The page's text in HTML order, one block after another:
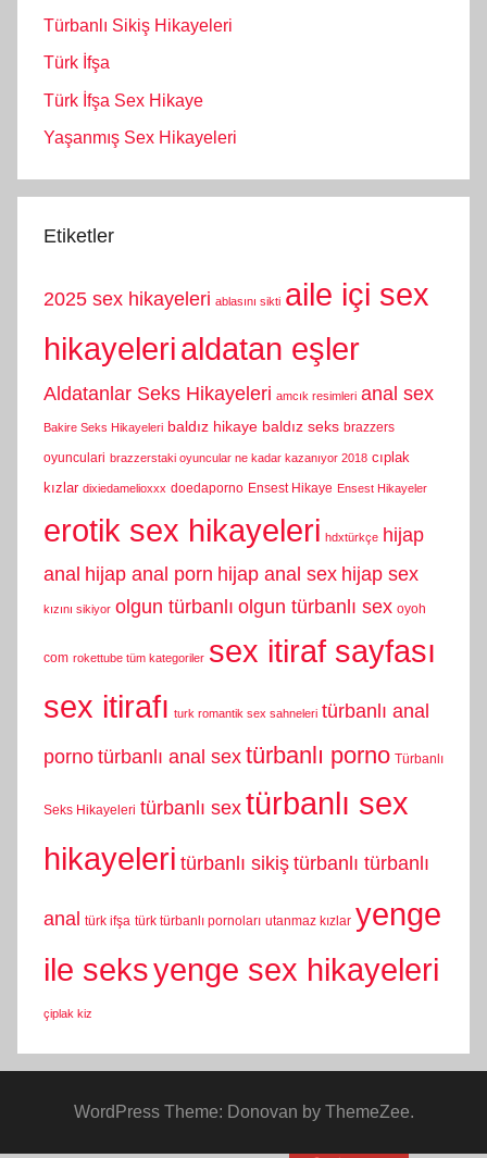
Türbanlı Sikiş Hikayeleri
Türk İfşa
Türk İfşa Sex Hikaye
Yaşanmış Sex Hikayeleri
Etiketler
2025 sex hikayeleri ablasını sikti aile içi sex
hikayelerialdatan eşler
Aldatanlar Seks Hikayeleri amcık resimleri anal sex
Bakire Seks Hikayeleri baldız hikaye baldız seks brazzers
oyunculari brazzerstaki oyuncular ne kadar kazanıyor 2018 cıplak
kızlar dixiedamelioxxx doedaporno Ensest Hikaye Ensest Hikayeler
erotik sex hikayeleri hdxtürkçe hijap
anal hijap anal porn hijap anal sex hijap sex
kızını sikiyor olgun türbanlı olgun türbanlı sex oyoh
com rokettube tüm kategoriler sex itiraf sayfası
sex itirafı turk romantik sex sahneleri türbanlı anal
porno türbanlı anal sex türbanlı porno Türbanlı
Seks Hikayeleri türbanlı sex türbanlı sex
hikayeleri türbanlı sikiş türbanlı türbanlı
anal türk ifşa türk türbanlı pornoları utanmaz kızlar yenge
ile seksyenge sex hikayeleri
çiplak kiz
WordPress Theme: Donovan by ThemeZee.